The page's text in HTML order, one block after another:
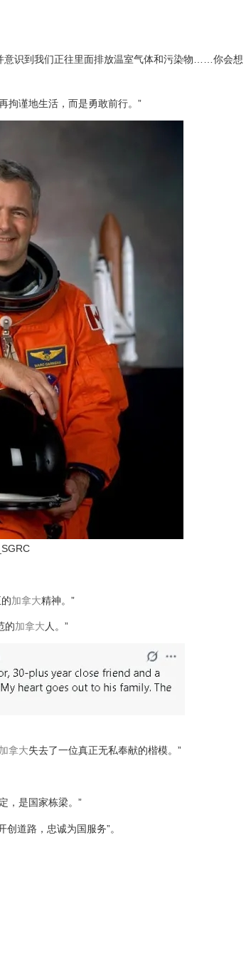
识到我们正往里面排放温室气体和污染物……你会想
拘谨地生活，而是勇敢前行。”
加拿大精神。”
的加拿大 人。”
加拿大失去了一位真正无私奉献的楷模。”
，是国家栋梁。”
创道路，忠诚为国服务”。